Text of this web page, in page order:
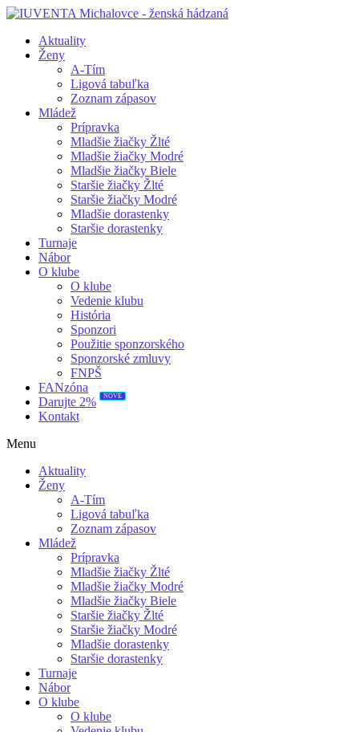
Aktuality
Ženy
A-Tím
Ligová tabuľka
Zoznam zápasov
Mládež
Prípravka
Mladšie žiačky Žlté
Mladšie žiačky Modré
Mladšie žiačky Biele
Staršie žiačky Žlté
Staršie žiačky Modré
Mladšie dorastenky
Staršie dorastenky
Turnaje
Nábor
O klube
O klube
Vedenie klubu
História
Sponzori
Použitie sponzorského
Sponzorské zmluvy
FNPŠ
FANzóna
Darujte 2%
NOVÉ
Kontakt
Menu
Aktuality
Ženy
A-Tím
Ligová tabuľka
Zoznam zápasov
Mládež
Prípravka
Mladšie žiačky Žlté
Mladšie žiačky Modré
Mladšie žiačky Biele
Staršie žiačky Žlté
Staršie žiačky Modré
Mladšie dorastenky
Staršie dorastenky
Turnaje
Nábor
O klube
O klube